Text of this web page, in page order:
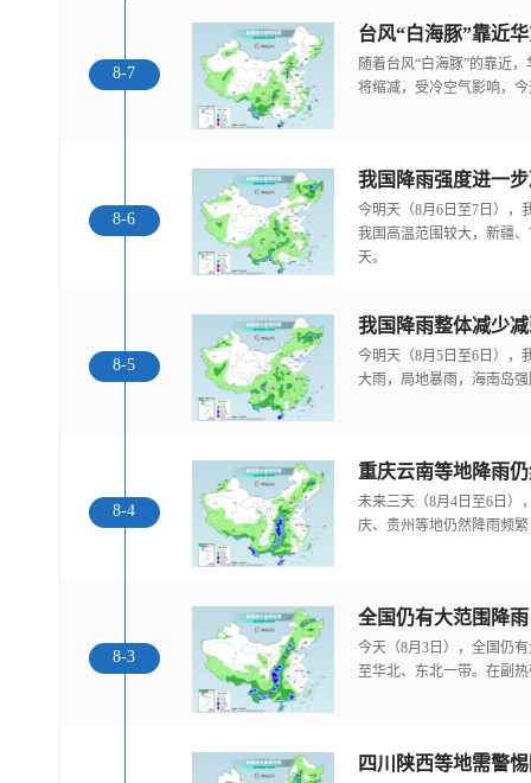
8-7
随着台风“白海豚”的靠近
将缩减，受冷空气影响，
8-6
今明天（8月6日至7日），
我国高温范围较大，新疆
天。
8-5
我国降雨整体减少
今明天（8月5日至6日），
大雨，局地暴雨，海南岛
8-4
重庆云南等地降雨
未来三天（8月4日至6日）
庆、贵州等地仍然降雨频
8-3
全国仍有大范围降
今天（8月3日），全国仍
至华北、东北一带。在副